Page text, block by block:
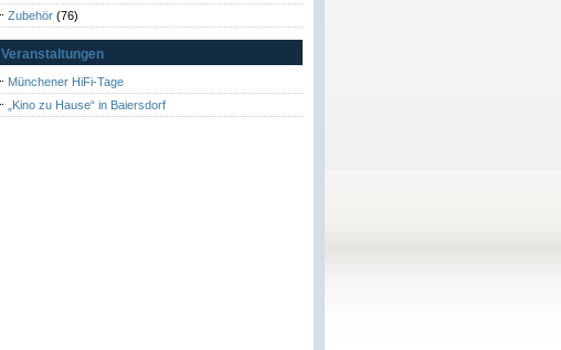
Zubehör (76)
Veranstaltungen
Münchener HiFi-Tage
„Kino zu Hause“ in Baiersdorf